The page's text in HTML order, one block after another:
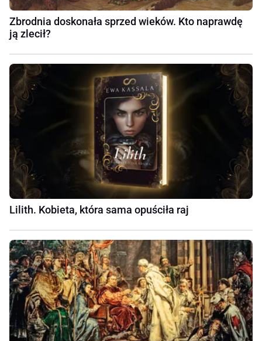
Zbrodnia doskonała sprzed wieków. Kto naprawdę
ją zlecił?
Lilith. Kobieta, która sama opuściła raj